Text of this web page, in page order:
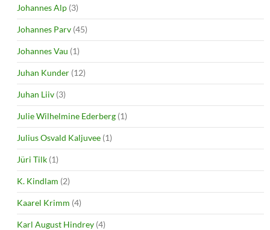
Johannes Alp (3)
Johannes Parv (45)
Johannes Vau (1)
Juhan Kunder (12)
Juhan Liiv (3)
Julie Wilhelmine Ederberg (1)
Julius Osvald Kaljuvee (1)
Jüri Tilk (1)
K. Kindlam (2)
Kaarel Krimm (4)
Karl August Hindrey (4)